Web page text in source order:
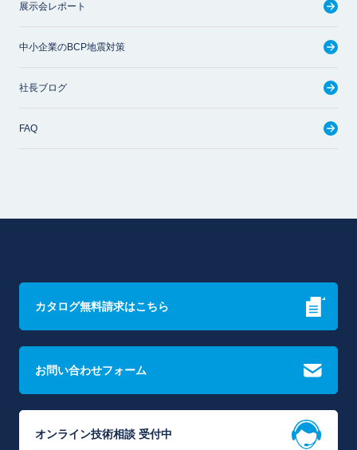
展示会レポート
中小企業のBCP地震対策
社長ブログ
FAQ
カタログ無料請求はこちら
お問い合わせフォーム
オンライン技術相談 受付中